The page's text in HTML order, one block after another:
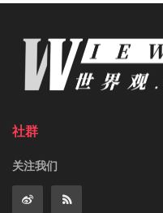
社群
关注我们